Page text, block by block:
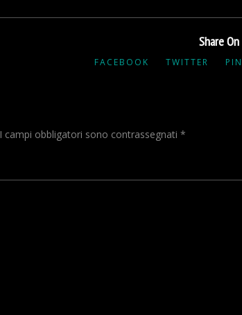
Share On
FACEBOOK TWITTER
I campi obbligatori sono contrassegnati *